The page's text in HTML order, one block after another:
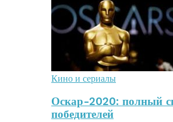
Кино и сериалы
Оскар-2020: полный
победителей